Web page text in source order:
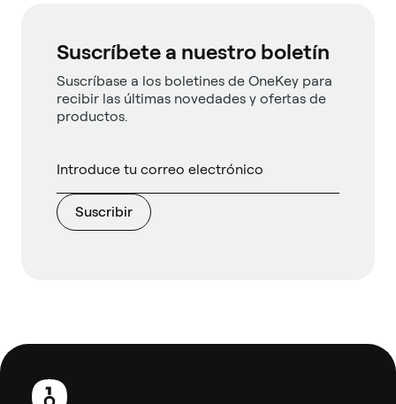
Suscríbete a nuestro boletín
Suscríbase a los boletines de OneKey para
recibir las últimas novedades y ofertas de
productos.
Suscribir
Pie